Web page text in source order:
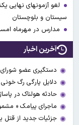
لغو آزمونهای نهایی
سیستان و بلوچستان
مدارس در مهرماه
آخرین اخبار
دستگیری عضو شورای
دلایل پارگی رگ
حادثه هولناک در پاساژ علاءالدین؛ ۶ نفر
ماجرای پیامک «
جزئیات جدید از